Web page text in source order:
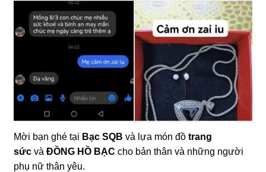
Mời bạn ghé tại Bạc SQB và lựa món đồ trang
sứcvà ĐỒNG HỒ BẠC cho bản thân và những người
phụ nữ thân yêu.